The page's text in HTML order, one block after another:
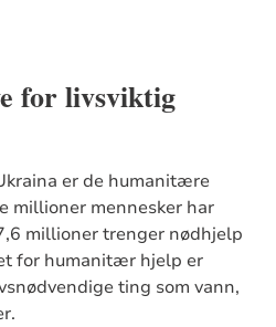
for livsviktig
er de humanitære
millioner mennesker har
millioner trenger nødhjelp
for humanitær hjelp er
ting som vann,